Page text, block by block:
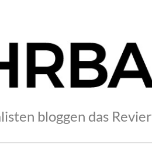
bloggen das Revier